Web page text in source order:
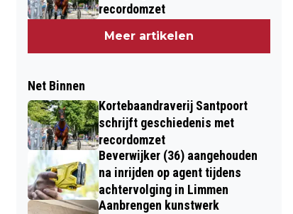
recordomzet
Meer artikelen
Net Binnen
Kortebaandraverij Santpoort
schrijft geschiedenis met
recordomzet
Beverwijker (36) aangehouden
na inrijden op agent tijdens
achtervolging in Limmen
Aanbrengen kunstwerk